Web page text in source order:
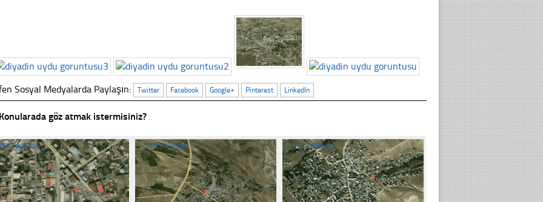
Sosyal Medyalarda Paylaşın: Twitter Facebook Google+ Pinterest LinkedIn
göz atmak istermisiniz?
Tıklanma ☐228 Tıklanma ☐296 Tıklanma